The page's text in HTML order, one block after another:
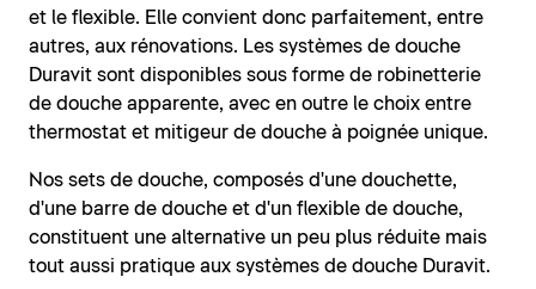
et le flexible. Elle convient donc parfaitement, entre
autres, aux rénovations. Les systèmes de douche
Duravit sont disponibles sous forme de robinetterie
de douche apparente, avec en outre le choix entre
thermostat et mitigeur de douche à poignée unique.
Nos sets de douche, composés d'une douchette,
d'une barre de douche et d'un flexible de douche,
constituent une alternative un peu plus réduite mais
tout aussi pratique aux systèmes de douche Duravit.